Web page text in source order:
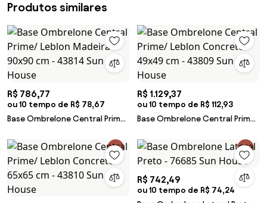
Produtos similares
R$ 786,77
ou 10 tempo de R$ 78,67
Base Ombrelone Central Prime/
43814 Sun House
R$ 1.129,37
ou 10 tempo de R$ 112,93
Base Ombrelone Central Prime/
43809 Sun House
R$ 742,49
ou 10 tempo de R$ 74,24